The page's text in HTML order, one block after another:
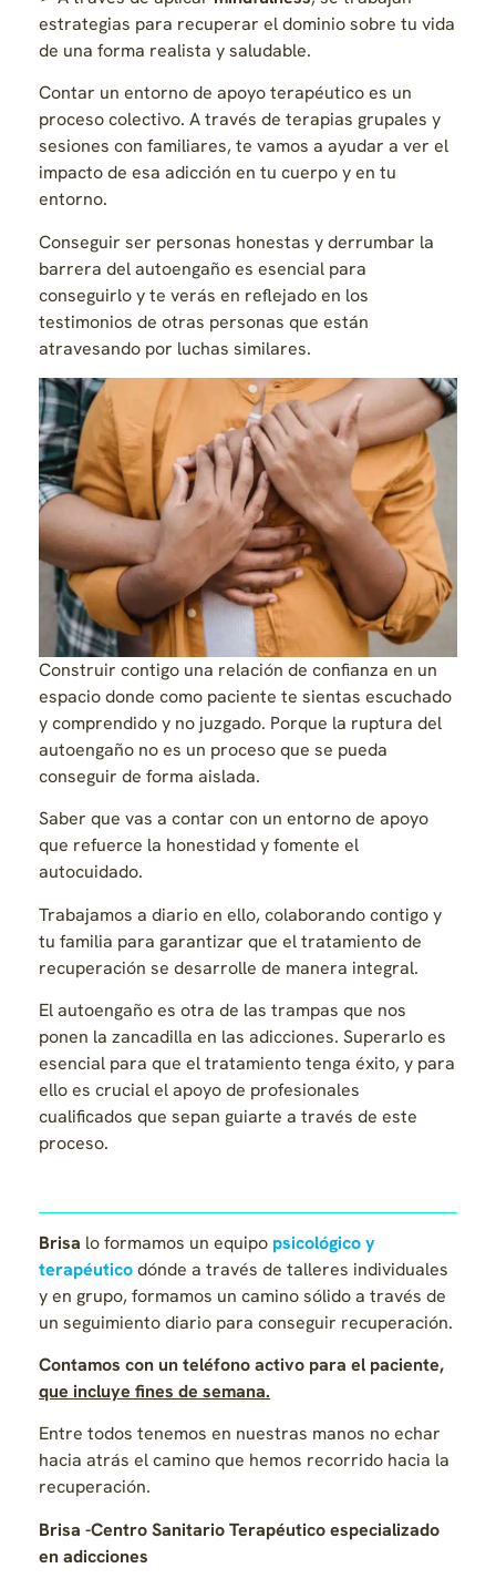
estrategias para recuperar el dominio sobre tu vida
de una forma realista y saludable.
Contar un entorno de apoyo terapéutico es un
proceso colectivo. A través de terapias grupales y
sesiones con familiares, te vamos a ayudar a ver el
impacto de esa adicción en tu cuerpo y en tu
entorno.
Conseguir ser personas honestas y derrumbar la
barrera del autoengaño es esencial para
conseguirlo y te verás en reflejado en los
testimonios de otras personas que están
atravesando por luchas similares.
Construir contigo una relación de confianza en un
espacio donde como paciente te sientas escuchado
y comprendido y no juzgado. Porque la ruptura del
autoengaño no es un proceso que se pueda
conseguir de forma aislada.
Saber que vas a contar con un entorno de apoyo
que refuerce la honestidad y fomente el
autocuidado.
Trabajamos a diario en ello, colaborando contigo y
tu familia para garantizar que el tratamiento de
recuperación se desarrolle de manera integral.
El autoengaño es otra de las trampas que nos
ponen la zancadilla en las adicciones. Superarlo es
esencial para que el tratamiento tenga éxito, y para
ello es crucial el apoyo de profesionales
cualificados que sepan guiarte a través de este
proceso.
Brisa lo formamos un equipo psicológico y
terapéuticodónde a través de talleres individuales
y en grupo, formamos un camino sólido a través de
un seguimiento diario para conseguir recuperación.
Contamos con un teléfono activo para el paciente,
que incluye fines de semana.
Entre todos tenemos en nuestras manos no echar
hacia atrás el camino que hemos recorrido hacia la
recuperación.
Brisa -Centro Sanitario Terapéutico especializado
en adicciones